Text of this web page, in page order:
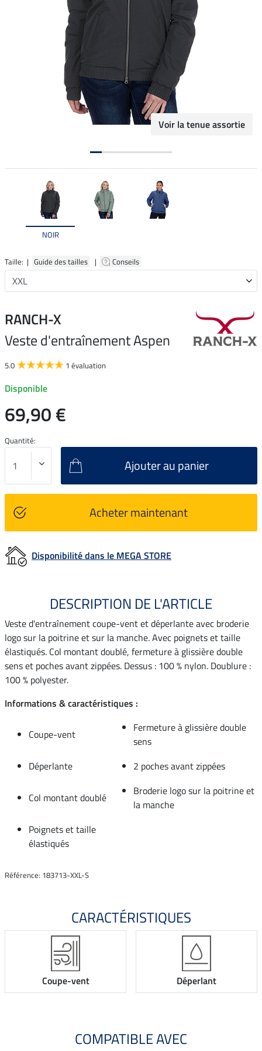
Voir la tenue assortie
NOIR
Taille: | Guide des tailles | Conseils
RANCH-X
Veste d'entraînement Aspen
5.0 1 évaluation
Disponible
69,90 €
Quantité:
Ajouter au panier
Acheter maintenant
Disponibilité dans le MEGA STORE
DESCRIPTION DE L'ARTICLE
Veste d'entraînement coupe-vent et déperlante avec broderie
logo sur la poitrine et sur la manche. Avec poignets et taille
élastiqués. Col montant doublé, fermeture à glissière double
sens et poches avant zippées. Dessus : 100 % nylon. Doublure :
100 % polyester.
Informations & caractéristiques :
Coupe-vent
Fermeture à glissière double
sens
Déperlante
2 poches avant zippées
Col montant doublé
Broderie logo sur la poitrine et
la manche
Poignets et taille
élastiqués
Référence: 183713-XXL-S
CARACTÉRISTIQUES
Coupe-vent Déperlant
COMPATIBLE AVEC